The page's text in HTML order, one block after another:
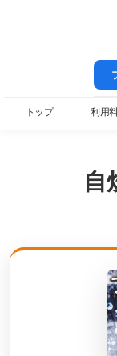
トップ 利用
自